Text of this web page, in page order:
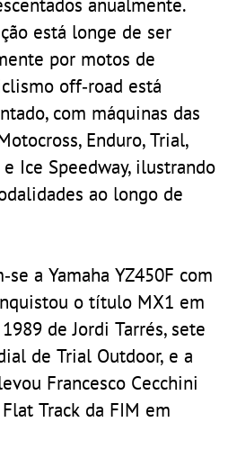
está longe de ser
por motos de
off‑road está
com máquinas das
Enduro, Trial,
Ice Speedway, ilustrando
ao longo de
a Yamaha YZ450F com
o título MX1 em
de Jordi Tarrés, sete
de Trial Outdoor, e a
Francesco Cecchini
Track da FIM em